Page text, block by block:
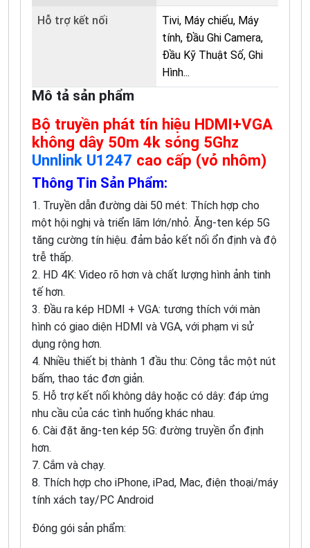
Hỗ trợ kết nối
Tivi, Máy chiếu, Máy
tính, Đầu Ghi Camera,
Đầu Kỹ Thuật Số, Ghi
Hình...
Mô tả sản phẩm
Bộ truyền phát tín hiệu HDMI+VGA
không dây 50m 4k sóng 5Ghz
Unnlink U1247 cao cấp (vỏ nhôm)
Thông Tin Sản Phẩm:​
1. Truyền dẫn đường dài 50 mét: Thích hợp cho
một hội nghị và triển lãm lớn/nhỏ. Ăng-ten kép 5G
tăng cường tín hiệu. đảm bảo kết nối ổn định và độ
trễ thấp.
2. HD 4K: Video rõ hơn và chất lượng hình ảnh tinh
tế hơn.
3. Đầu ra kép HDMI + VGA: tương thích với màn
hình có giao diện HDMI và VGA, với phạm vi sử
dụng rộng hơn.
4. Nhiều thiết bị thành 1 đầu thu: Công tắc một nút
bấm, thao tác đơn giản.
5. Hỗ trợ kết nối không dây hoặc có dây: đáp ứng
nhu cầu của các tình huống khác nhau.
6. Cài đặt ăng-ten kép 5G: đường truyền ổn định
hơn.
7. Cắm và chạy.
8. Thích hợp cho iPhone, iPad, Mac, điện thoại/máy
tính xách tay/PC Android
Đóng gói sản phẩm: